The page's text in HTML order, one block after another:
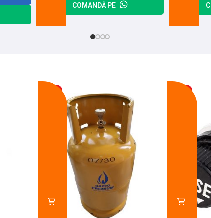
COMANDĂ PE